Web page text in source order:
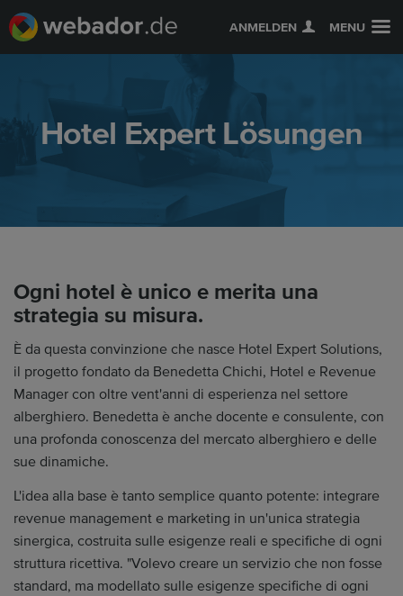
ANMELDEN MENU
Hotel Expert Lösungen
Ogni hotel è unico e merita una
strategia su misura.
È da questa convinzione che nasce Hotel Expert Solutions,
il progetto fondato da Benedetta Chichi, Hotel e Revenue
Manager con oltre vent'anni di esperienza nel settore
alberghiero. Benedetta è anche docente e consulente, con
una profonda conoscenza del mercato alberghiero e delle
sue dinamiche.
L'idea alla base è tanto semplice quanto potente: integrare
revenue management e marketing in un'unica strategia
sinergica, costruita sulle esigenze reali e specifiche di ogni
struttura ricettiva. "Volevo creare un servizio che non fosse
standard, ma modellato sulle esigenze specifiche di ogni